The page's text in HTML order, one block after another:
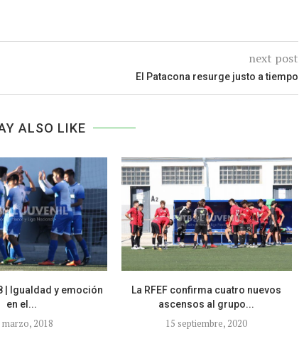
next post
El Patacona resurge justo a tiempo
ALSO LIKE
| Igualdad y emoción
en el...
marzo, 2018
La RFEF confirma cuatro nuevos
ascensos al grupo...
15 septiembre, 2020